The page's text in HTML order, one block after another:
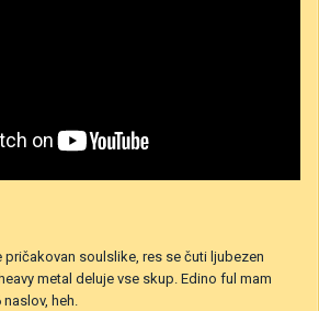
pričakovan soulslike, res se čuti ljubezen
metal deluje vse skup. Edino ful mam
heh.